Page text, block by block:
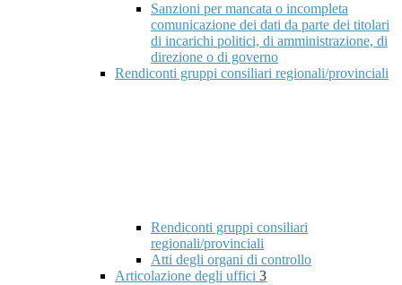
Sanzioni per mancata o incompleta
comunicazione dei dati da parte dei titolari
di incarichi politici, di amministrazione, di
direzione o di governo
Rendiconti gruppi consiliari regionali/provinciali
Rendiconti gruppi consiliari
regionali/provinciali
Atti degli organi di controllo
Articolazione degli uffici 3